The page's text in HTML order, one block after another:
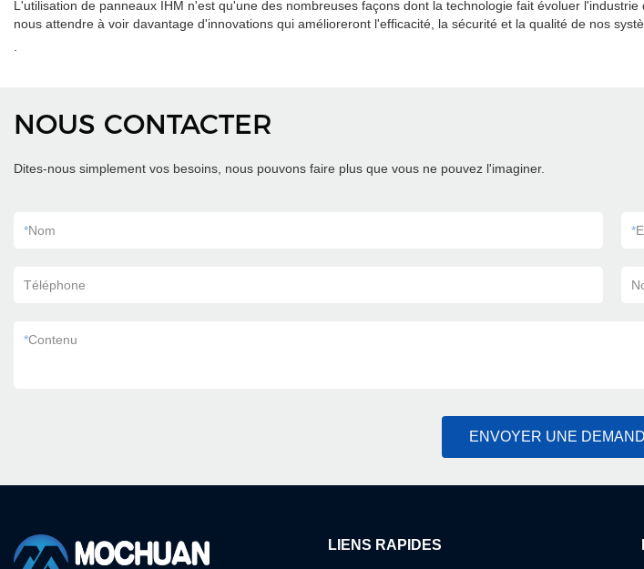
L'utilisation de panneaux IHM n'est qu'une des nombreuses façons dont la technologie fait évoluer
nous attendre à voir davantage d'innovations qui amélioreront l'efficacité, la sécurité et la qualité de nos
.
NOUS CONTACTER
Dites-nous simplement vos besoins, nous pouvons faire plus que vous ne pouvez l'imaginer.
*Nom *
Téléphone
*Contenu
ENVOYER UNE
LIENS RAPIDES